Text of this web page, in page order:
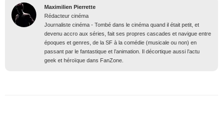
Maximilien Pierrette
Rédacteur cinéma
Journaliste cinéma - Tombé dans le cinéma quand il était petit, et
devenu accro aux séries, fait ses propres cascades et navigue entre
époques et genres, de la SF à la comédie (musicale ou non) en
passant par le fantastique et l’animation. Il décortique aussi l’actu
geek et héroïque dans FanZone.